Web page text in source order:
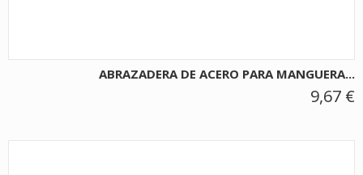
ABRAZADERA DE ACERO PARA MANGUERA...
9,67 €